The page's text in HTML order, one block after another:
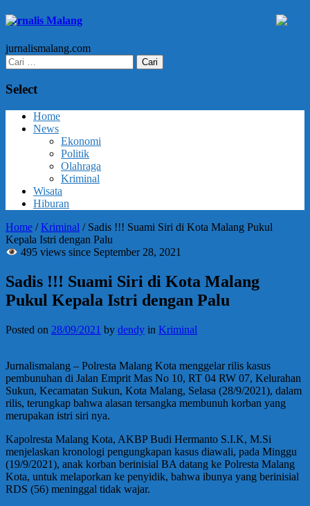
Jurnalis Malang
jurnalismalang.com
Cari
untuk:
Select
Home
News
Ekonomi
Politik
Olahraga
Kriminal
Wisata
Hiburan
Home /Kriminal / Sadis !!! Suami Siri di Kota Malang Pukul
Kepala Istri dengan Palu
495 views since September 28, 2021
Sadis !!! Suami Siri di Kota Malang
Pukul Kepala Istri dengan Palu
Posted on 28/09/2021 by dendy in Kriminal
Jurnalismalang – Polresta Malang Kota menggelar rilis kasus
pembunuhan di Jalan Emprit Mas No 10, RT 04 RW 07, Kelurahan
Sukun, Kecamatan Sukun, Kota Malang, Selasa (28/9/2021), dalam
rilis, terungkap bahwa alasan tersangka membunuh korban yang
merupakan istri siri nya.
Kapolresta Malang Kota, AKBP Budi Hermanto S.I.K, M.Si
menjelaskan kronologi pengungkapan kasus diawali, pada Minggu
(19/9/2021), anak korban berinisial BA datang ke Polresta Malang
Kota, untuk melaporkan ke penyidik, bahwa ibunya yang berinisial
RDS (56) meninggal tidak wajar.